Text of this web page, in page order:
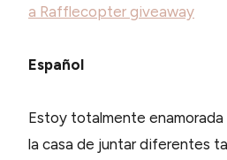
a Rafflecopter giveaway
Español
Estoy totalmente
la casa de juntar diferentes